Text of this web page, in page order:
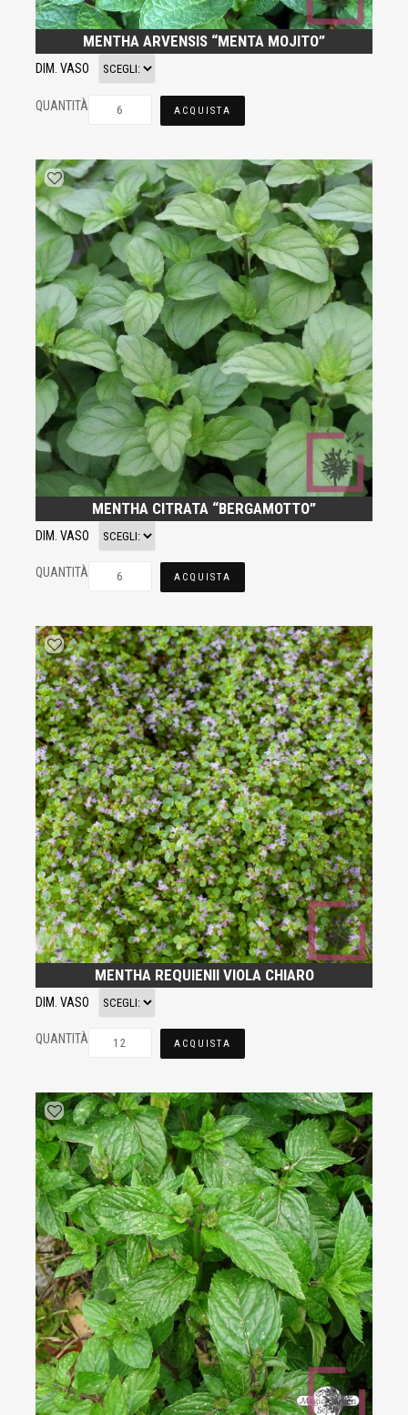
MENTHA ARVENSIS “MENTA MOJITO”
DIM. VASO
QUANTITÀ ACQUISTA
MENTHA CITRATA “BERGAMOTTO”
DIM. VASO
QUANTITÀ ACQUISTA
MENTHA REQUIENII VIOLA CHIARO
DIM. VASO
QUANTITÀ ACQUISTA